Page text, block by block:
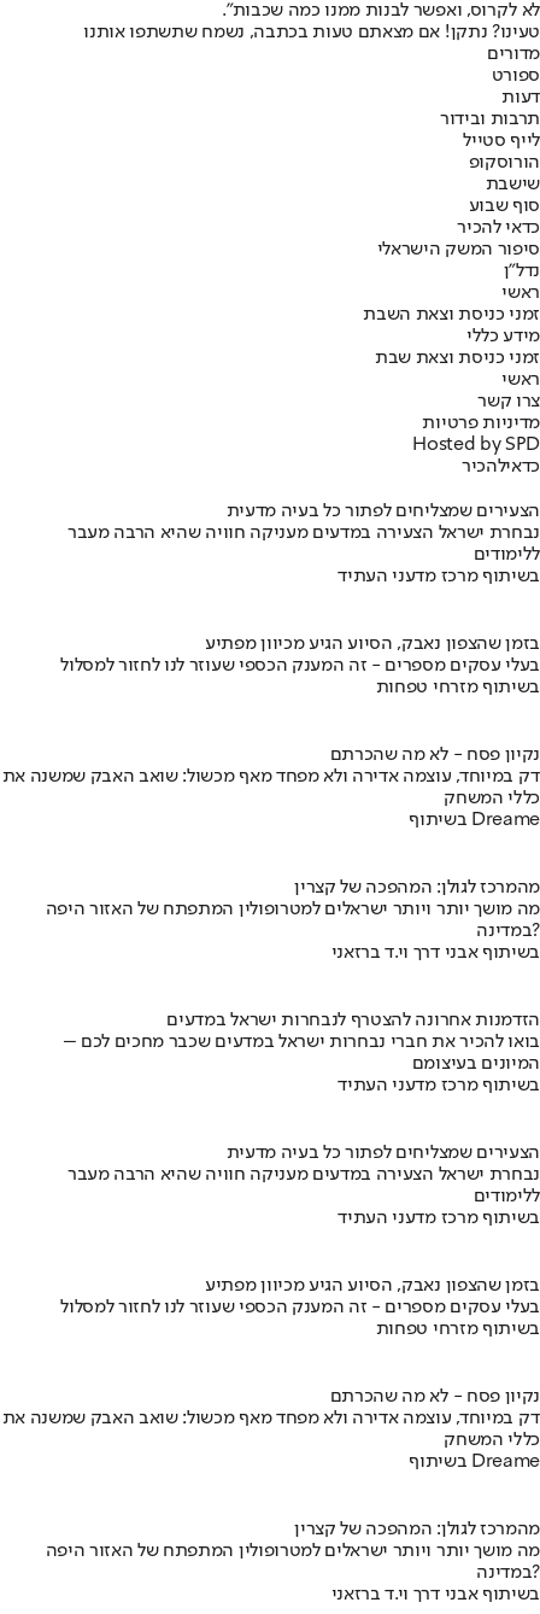
לא לקרוס, ואפשר לבנות ממנו כמה שכבות".
טעינו? נתקן! אם מצאתם טעות בכתבה, נשמח שתשתפו אותנו
מדורים
ספורט
דעות
תרבות ובידור
לייף סטייל
הורוסקופ
שישבת
סוף שבוע
כדאי להכיר
סיפור המשק הישראלי
נדל"ן
ראשי
זמני כניסת וצאת השבת
מידע כללי
זמני כניסת וצאת שבת
ראשי
צרו קשר
מדיניות פרטיות
Hosted by SPD
כדאילהכיר
הצעירים שמצליחים לפתור כל בעיה מדעית
נבחרת ישראל הצעירה במדעים מעניקה חוויה שהיא הרבה מעבר
ללימודים
בשיתוף מרכז מדעני העתיד
בזמן שהצפון נאבק, הסיוע הגיע מכיוון מפתיע
בעלי עסקים מספרים - זה המענק הכספי שעוזר לנו לחזור למסלול
בשיתוף מזרחי טפחות
נקיון פסח - לא מה שהכרתם
דק במיוחד, עוצמה אדירה ולא מפחד מאף מכשול: שואב האבק שמשנה את
כללי המשחק
בשיתוף Dreame
מהמרכז לגולן: המהפכה של קצרין
מה מושך יותר ויותר ישראלים למטרופולין המתפתח של האזור היפה
במדינה?
בשיתוף אבני דרך וי.ד ברזאני
הזדמנות אחרונה להצטרף לנבחרות ישראל במדעים
בואו להכיר את חברי נבחרות ישראל במדעים שכבר מחכים לכם –
המיונים בעיצומם
בשיתוף מרכז מדעני העתיד
הצעירים שמצליחים לפתור כל בעיה מדעית
נבחרת ישראל הצעירה במדעים מעניקה חוויה שהיא הרבה מעבר
ללימודים
בשיתוף מרכז מדעני העתיד
בזמן שהצפון נאבק, הסיוע הגיע מכיוון מפתיע
בעלי עסקים מספרים - זה המענק הכספי שעוזר לנו לחזור למסלול
בשיתוף מזרחי טפחות
נקיון פסח - לא מה שהכרתם
דק במיוחד, עוצמה אדירה ולא מפחד מאף מכשול: שואב האבק שמשנה את
כללי המשחק
בשיתוף Dreame
מהמרכז לגולן: המהפכה של קצרין
מה מושך יותר ויותר ישראלים למטרופולין המתפתח של האזור היפה
במדינה?
בשיתוף אבני דרך וי.ד ברזאני